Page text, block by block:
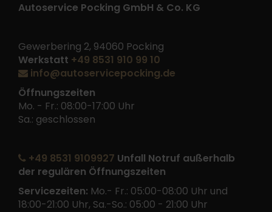
Autoservice Pocking GmbH & Co. KG
Gewerbering 2, 94060 Pocking
Werkstatt +49 8531 910 99 10
info@autoservicepocking.de
Öffnungszeiten
Mo. - Fr.: 08:00-17:00 Uhr
Sa.: geschlossen
+49 8531 9109927 Unfall Notruf außerhalb
der regulären Öffnungszeiten
Servicezeiten: Mo.- Fr.: 05:00-08:00 Uhr und
18:00-21:00 Uhr, Sa.-So.: 05:00 - 21:00 Uhr